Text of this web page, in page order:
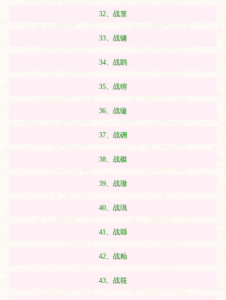
32、战篁
33、战镛
34、战鹞
35、战镕
36、战镟
37、战硎
38、战磔
39、战璈
40、战珧
41、战繇
42、战籼
43、战筱